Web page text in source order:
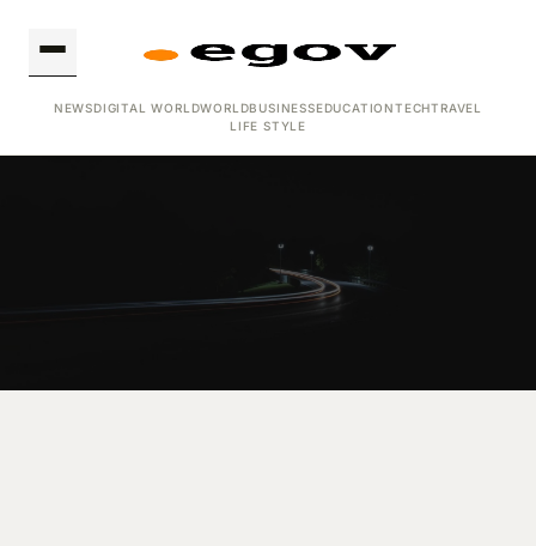
NEWSDIGITAL WORLDWORLDBUSINESSEDUCATIONTECHTRAVEL
LIFE STYLE